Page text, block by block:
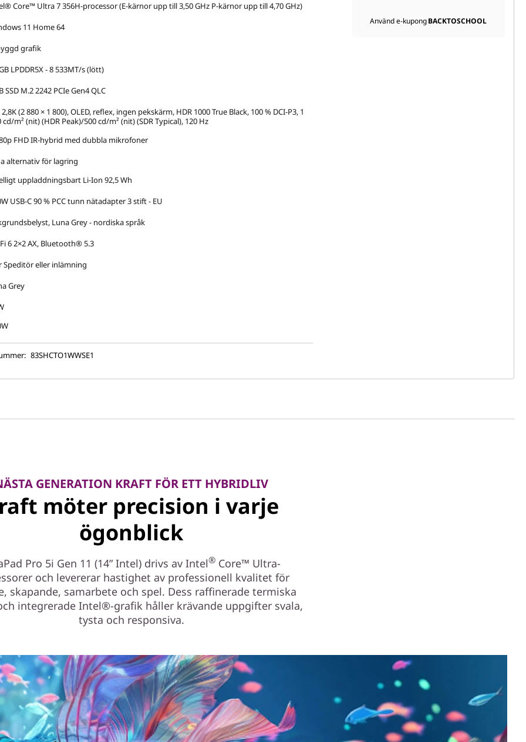
Core™ Ultra 7 356H-processor (E-kärnor upp till 3,50 GHz P-kärnor upp till 4,70 GHz)
11 Home 64
grafik
LPDDR5X - 8 533MT/s (lött)
SSD M.2 2242 PCIe Gen4 QLC
2,8K (2 880 × 1 800), OLED, reflex, ingen pekskärm, HDR 1000 True Black, 100 % DCI-P3, 1
cd/m² (nit) (HDR Peak)/500 cd/m² (nit) (SDR Typical), 120 Hz
FHD IR-hybrid med dubbla mikrofoner
alternativ för lagring
uppladdningsbart Li-Ion 92,5 Wh
USB-C 90 % PCC tunn nätadapter 3 stift - EU
Luna Grey - nordiska språk
6 2×2 AX, Bluetooth® 5.3
Speditör eller inlämning
Grey
83SHCTO1WWSE1
Använd e-kupongBACKTOSCHOOL
GENERATION KRAFT FÖR ETT HYBRIDLIV
möter precision i varje
ögonblick
Pro 5i Gen 11 (14” Intel) drivs av Intel® Core™ Ultra-
och levererar hastighet av professionell kvalitet för
skapande, samarbete och spel. Dess raffinerade termiska
integrerade Intel®-grafik håller krävande uppgifter svala,
tysta och responsiva.